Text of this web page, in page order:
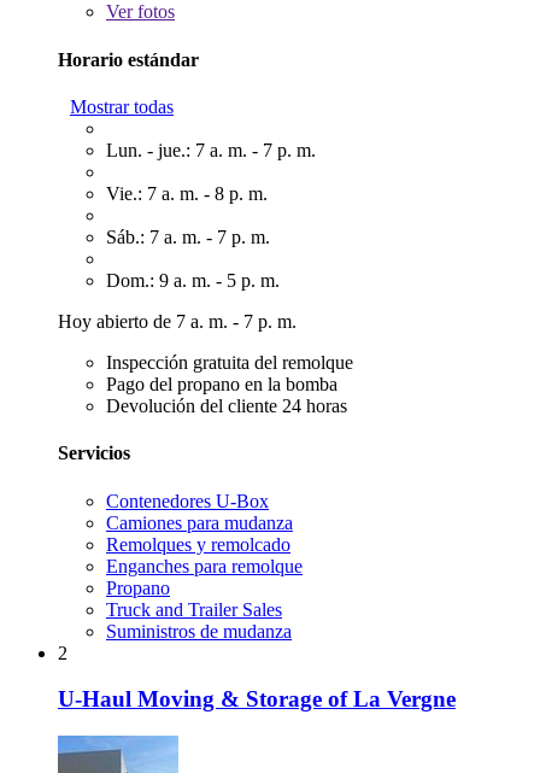
Verfotos
Horario estándar
Mostrar todas
Lun. - jue.: 7 a. m. - 7 p. m.
Vie.: 7 a. m. - 8 p. m.
Sáb.: 7 a. m. - 7 p. m.
Dom.: 9 a. m. - 5 p. m.
Hoy abierto de 7 a. m. - 7 p. m.
Inspección gratuita del remolque
Pago del propano en la bomba
Devolución del cliente 24 horas
Servicios
Contenedores U-Box
Camiones para mudanza
Remolques y remolcado
Enganches para remolque
Propano
Truck and Trailer Sales
Suministros de mudanza
2
U-Haul Moving & Storage of La Vergne